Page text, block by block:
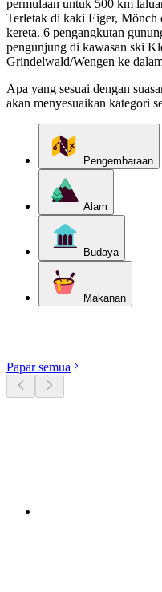
permulaan untuk 500 km
Terletak di kaki Eiger, Mönch
kereta. 6 pengangkutan
pengunjung di kawasan ski
Grindelwald/​Wengen ke
Apa yang sesuai dengan
akan menyesuaikan kategori
Pengembaraan
Alam
Budaya
Makanan
Papar semua